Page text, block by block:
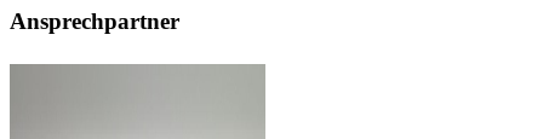
Ansprechpartner